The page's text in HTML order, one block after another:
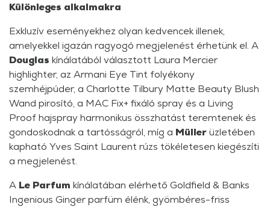
Különleges alkalmakra
Exkluzív eseményekhez olyan kedvencek illenek,
amelyekkel igazán ragyogó megjelenést érhetünk el. A
Douglas kínálatából választott Laura Mercier
highlighter, az Armani Eye Tint folyékony
szemhéjpúder, a Charlotte Tilbury Matte Beauty Blush
Wand pirosító, a MAC Fix+ fixáló spray és a Living
Proof hajspray harmonikus összhatást teremtenek és
gondoskodnak a tartósságról, míg a Müllerüzletében
kapható Yves Saint Laurent rúzs tökéletesen kiegészíti
a megjelenést.
A Le Parfum kínálatában elérhető Goldfield & Banks
Ingenious Ginger parfüm élénk, gyömbéres-friss